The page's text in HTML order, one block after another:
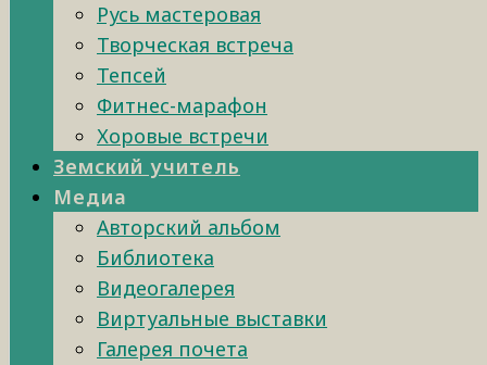
Русь мастеровая
Творческая встреча
Тепсей
Фитнес-марафон
Хоровые встречи
Земский учитель
Медиа
Авторский альбом
Библиотека
Видеогалерея
Виртуальные выставки
Галерея почета